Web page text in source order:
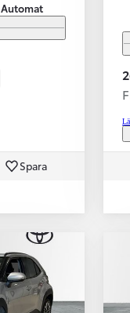
Automat
Spara